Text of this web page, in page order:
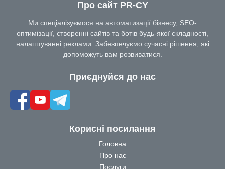
Про сайт PR-CY
Ми спеціалізуємося на автоматизації бізнесу, SEO-
оптимізації, створенні сайтів та ботів будь-якої складності,
налаштуванні реклами. Забезпечуємо сучасні рішення, які
допоможуть вам розвиватися.
Приєднуйся до нас
Корисні посилання
Головна
Про нас
Послуги